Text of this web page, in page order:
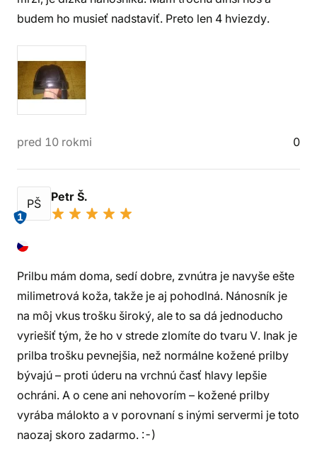
budem ho musieť nadstaviť. Preto len 4 hviezdy.
pred 10 rokmi 0
PŠ
1
Petr Š.
Prilbu mám doma, sedí dobre, zvnútra je navyše ešte
milimetrová koža, takže je aj pohodlná. Nánosník je
na môj vkus trošku široký, ale to sa dá jednoducho
vyriešiť tým, že ho v strede zlomíte do tvaru V. Inak je
prilba trošku pevnejšia, než normálne kožené prilby
bývajú – proti úderu na vrchnú časť hlavy lepšie
ochráni. A o cene ani nehovorím – kožené prilby
vyrába málokto a v porovnaní s inými servermi je toto
naozaj skoro zadarmo. :-)